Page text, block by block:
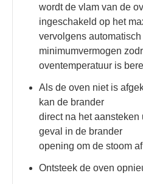
wordt de vlam van de
ingeschakeld op het
vervolgens
minimumvermogen
oventemperatuur is
Als de oven niet is
kan de brander
direct na het
geval in de brander
opening om de stoom
Ontsteek de oven